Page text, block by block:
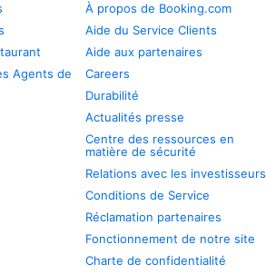
Agents de
À propos de Booking.com
Aide du Service Clients
Aide aux partenaires
Careers
Durabilité
Actualités presse
Centre des ressources en
matière de sécurité
Relations avec les investisseurs
Conditions de Service
Réclamation partenaires
Fonctionnement de notre site
Charte de confidentialité